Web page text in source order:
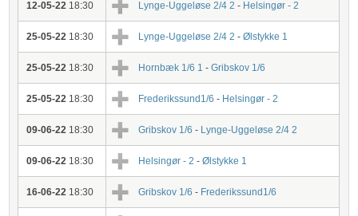
12-05-22 18:30 Lynge-Uggeløse 2/4 2 - Helsingør - 2
25-05-22 18:30 Lynge-Uggeløse 2/4 2 -Ølstykke 1
25-05-22 18:30 Hornbæk 1/6 1 -Gribskov 1/6
25-05-22 18:30 Frederikssund1/6- Helsingør - 2
09-06-22 18:30 Gribskov 1/6- Lynge-Uggeløse 2/4 2
09-06-22 18:30 Helsingør - 2 -Ølstykke 1
16-06-22 18:30 Gribskov 1/6- Frederikssund1/6